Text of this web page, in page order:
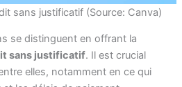
sans justificatif (Source: Canva)
se distinguent en offrant la
sans justificatif. Il est crucial
elles, notamment en ce qui